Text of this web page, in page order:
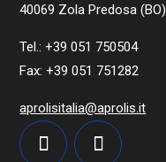
40069 Zola Predosa (BO)
Tel.: +39 051 750504
Fax: +39 051 751282
aprolisitalia@aprolis.it